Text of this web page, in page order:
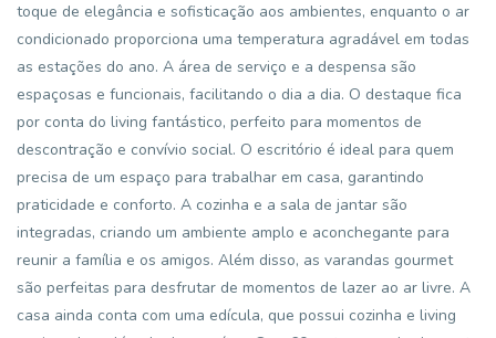
toque de elegância e sofisticação aos ambientes, enquanto o ar
condicionado proporciona uma temperatura agradável em todas
as estações do ano. A área de serviço e a despensa são
espaçosas e funcionais, facilitando o dia a dia. O destaque fica
por conta do living fantástico, perfeito para momentos de
descontração e convívio social. O escritório é ideal para quem
precisa de um espaço para trabalhar em casa, garantindo
praticidade e conforto. A cozinha e a sala de jantar são
integradas, criando um ambiente amplo e aconchegante para
reunir a família e os amigos. Além disso, as varandas gourmet
são perfeitas para desfrutar de momentos de lazer ao ar livre. A
casa ainda conta com uma edícula, que possui cozinha e living